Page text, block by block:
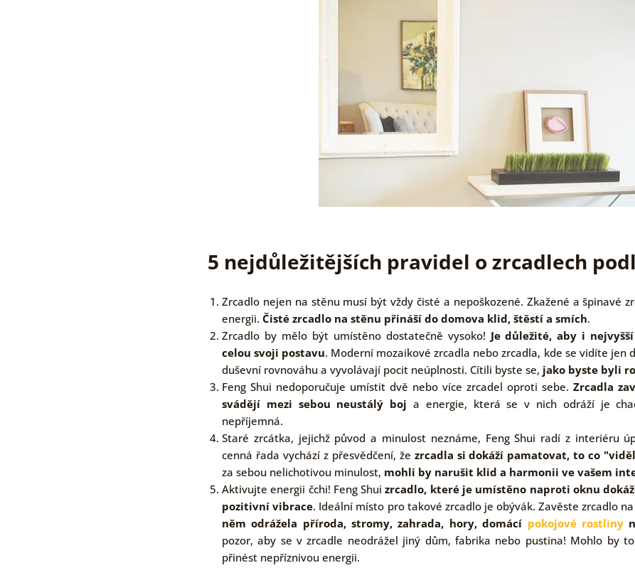
5 nejdůležitějších pravidel o zrcadlech
Zrcadlo nejen na stěnu musí být vždy čisté a nepoškozené. Zkažené a špinavé
energii. Čisté zrcadlo na stěnu přináší do domova klid, štěstí a smích.
Zrcadlo by mělo být umístěno dostatečně vysoko! Je důležité, aby i
celou svoji postavu. Moderní mozaikové zrcadla nebo zrcadla, kde se vidíte jen
duševní rovnováhu a vyvolávají pocit neúplnosti. Cítili byste se, jako byste byli
Feng Shui nedoporučuje umístit dvě nebo více zrcadel oproti sebe.Zrcadla
svádějí mezi sebou neustálý boj a energie, která se v nich odráží je
nepříjemná.
Staré zrcátka, jejichž původ a minulost neznáme, Feng Shui radí z interiéru
cenná řada vychází z přesvědčení, že zrcadla si dokáží pamatovat, to co
za sebou nelichotivou minulost, mohli by narušit klid a harmonii ve vašem
Aktivujte energii čchi! Feng Shuizrcadlo, které je umístěno naproti oknu
pozitivní vibrace. Ideální místo pro takové zrcadlo je obývák. Zavěste zrcadlo
něm odrážela příroda, stromy, zahrada, hory, domácí pokojové rostliny
pozor, aby se v zrcadle neodrážel jiný dům, fabrika nebo pustina! Mohlo by
přinést nepříznivou energii.